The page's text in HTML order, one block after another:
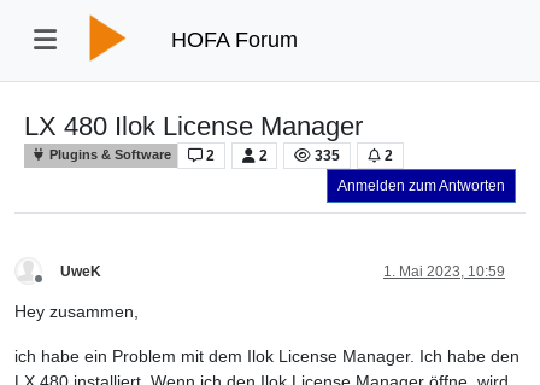
HOFA Forum
LX 480 Ilok License Manager
Plugins & Software 2 2 335
2
Anmelden zum Antworten
UweK 1. Mai 2023, 10:59
Hey zusammen,
ich habe ein Problem mit dem Ilok License Manager. Ich habe den